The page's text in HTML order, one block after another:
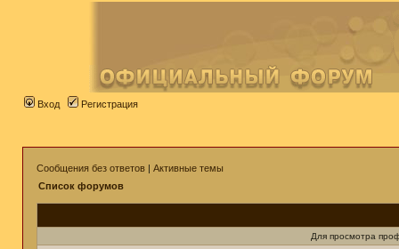
Вход Регистрация
Сообщения без ответов | Активные темы
Список форумов
Для просмотра